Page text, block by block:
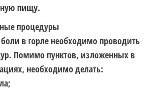
пищу.
процедуры
в горле необходимо проводить
Помимо пунктов, изложенных в
необходимо делать: